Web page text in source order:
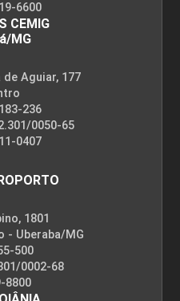
6600
CEMIG
MG
de Aguiar, 177
236
0050-65
0407
1801
- Uberaba/MG
500
0002-68
8800